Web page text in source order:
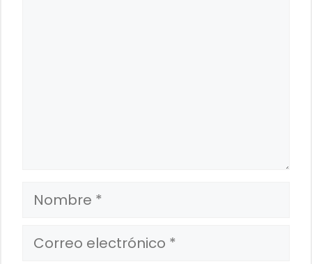
Nombre
Correo
electrónico